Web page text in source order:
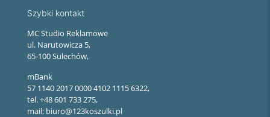
Szybki kontakt
MC Studio Reklamowe
ul. Narutowicza 5,
65-100 Sulechów,
mBank
57 1140 2017 0000 4102 1115 6322,
tel. +48 601 733 275,
mail: biuro@123koszulki.pl